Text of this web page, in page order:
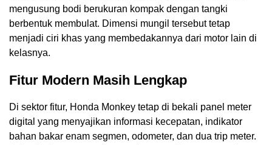
mengusung bodi berukuran kompak dengan tangki
berbentuk membulat. Dimensi mungil tersebut tetap
menjadi ciri khas yang membedakannya dari motor lain di
kelasnya.
Fitur Modern Masih Lengkap
Di sektor fitur, Honda Monkey tetap di bekali panel meter
digital yang menyajikan informasi kecepatan, indikator
bahan bakar enam segmen, odometer, dan dua trip meter.